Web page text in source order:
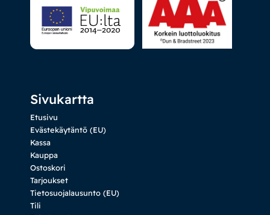
Sivukartta
Etusivu
Evästekäytäntö (EU)
Kassa
Kauppa
Ostoskori
Tarjoukset
Tietosuojalausunto (EU)
Tili